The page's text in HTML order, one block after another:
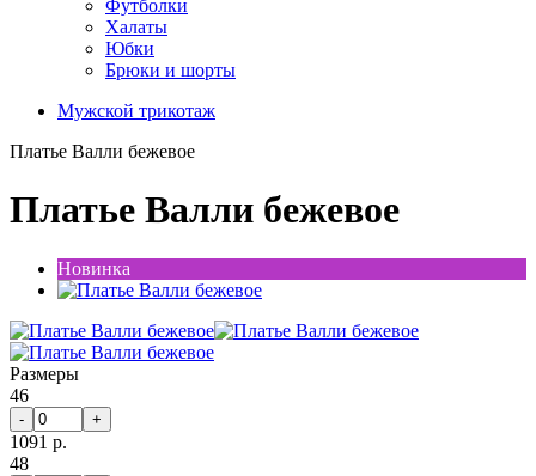
Футболки
Халаты
Юбки
Брюки и шорты
Мужской трикотаж
Платье Валли бежевое
Платье Валли бежевое
Новинка
Размеры
46
- +
1091 р.
48